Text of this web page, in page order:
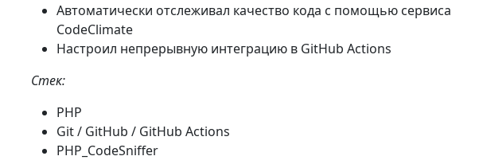
Автоматически отслеживал качество кода с помощью сервиса
CodeClimate
Настроил непрерывную интеграцию в GitHub Actions
Стек:
PHP
Git / GitHub / GitHub Actions
PHP_CodeSniffer